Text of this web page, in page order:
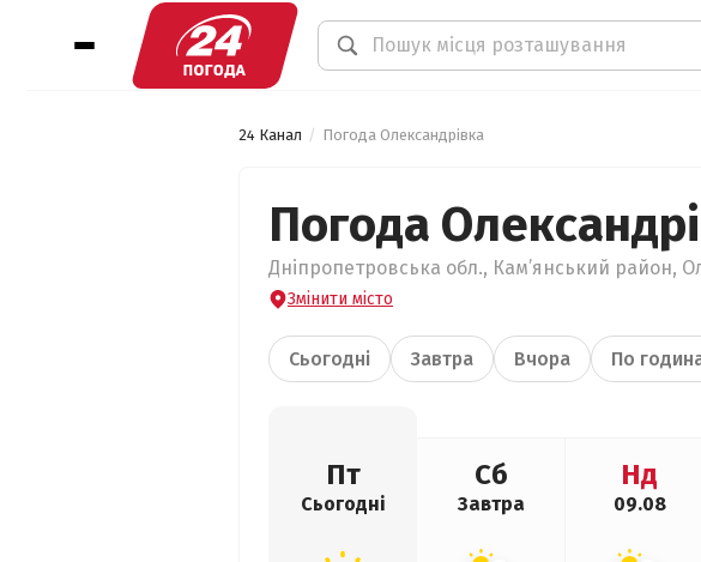
24 Канал Погода Олександрівка
Погода
Дніпропетровська обл., Кам’янський район,
Змінити місто
Сьогодні Завтра Вчора По
Пт
Сьогодні
Сб
Завтра
Нд
09.08